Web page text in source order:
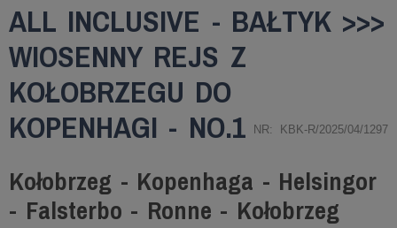
ALL INCLUSIVE - BAŁTYK >>>
WIOSENNY REJS Z
KOŁOBRZEGU DO
KOPENHAGI - NO.1
NR: KBK-R/2025/04/1297
Kołobrzeg - Kopenhaga - Helsingor
- Falsterbo - Ronne - Kołobrzeg